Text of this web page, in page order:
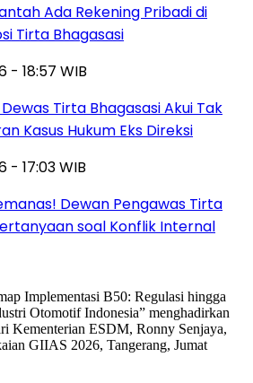
Ada Rekening Pribadi di
Tirta Bhagasasi
- 18:57 WIB
Tirta Bhagasasi Akui Tak
Kasus Hukum Eks Direksi
- 17:03 WIB
Dewan Pengawas Tirta
soal Konflik Internal